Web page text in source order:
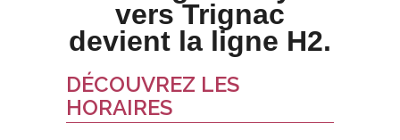
vers Trignac
devient la ligne H2.
DÉCOUVREZ LES
HORAIRES